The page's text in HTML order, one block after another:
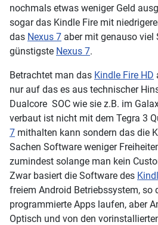
nochmals etwas weniger Geld
sogar das Kindle Fire mit
das Nexus 7 aber mit genauso viel
günstigste Nexus 7.
Betrachtet man das Kindle Fire HD
nur auf das es aus technischer
Dualcore SOC wie sie z.B. im
verbaut ist nicht mit dem Tegra 3
7 mithalten kann sondern das die
Sachen Software weniger
zumindest solange man kein
Zwar basiert die Software des
freiem Android Betriebssystem, so
programmierte Apps laufen, aber
Optisch und von den